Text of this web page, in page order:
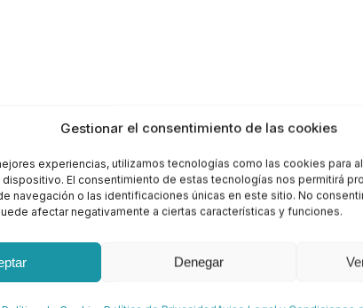
Gestionar el consentimiento de las cookies
experiencias, utilizamos tecnologías como las cookies para
El consentimiento de estas tecnologías nos permitirá
navegación o las identificaciones únicas en este sitio. No
afectar negativamente a ciertas características y funciones.
Denegar